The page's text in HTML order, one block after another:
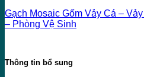
Gạch Mosaic Gốm Vảy Cá –
– Phòng Vệ Sinh
Thông tin bổ sung